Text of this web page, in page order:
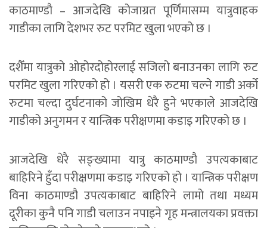
काठमाण्डाै – आजदेखि कोजाग्रत पूर्णिमासम्म यात्रुवाहक
गाडीका लागि देशभर रुट परमिट खुला भएको छ ।
दशैँमा यात्रुको ओहोरदोहोरलाई सजिलो बनाउनका लागि रुट
परमिट खुला गरिएको हो । यसरी एक रुटमा चल्ने गाडी अर्को
रुटमा चल्दा दुर्घटनाको जोखिम धेरै हुने भएकाले आजदेखि
गाडीको अनुगमन र यान्त्रिक परीक्षणमा कडाइ गरिएको छ ।
आजदेखि धेरै सङ्ख्यामा यात्रु काठमाण्डौ उपत्यकाबाट
बाहिरिने हुँदा परीक्षणमा कडाइ गरिएको हो । यान्त्रिक परीक्षण
विना काठमाण्डाै उपत्यकाबाट बाहिरिने लामो तथा मध्यम
दूरीका कुनै पनि गाडी चलाउन नपाइने गृह मन्त्रालयका प्रवक्ता